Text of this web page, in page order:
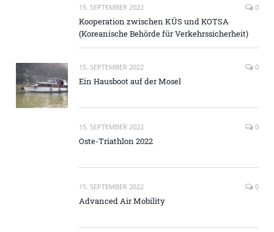
15. SEPTEMBER 2022 0
Kooperation zwischen KÜS und KOTSA
(Koreanische Behörde für Verkehrssicherheit)
15. SEPTEMBER 2022 0
Ein Hausboot auf der Mosel
15. SEPTEMBER 2022 0
Oste-Triathlon 2022
15. SEPTEMBER 2022 0
Advanced Air Mobility